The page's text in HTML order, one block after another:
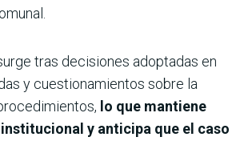
tras decisiones adoptadas en
y cuestionamientos sobre la
lo que mantiene
y anticipa que el caso